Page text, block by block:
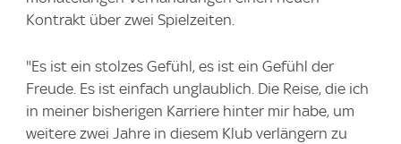
Kontrakt über zwei Spielzeiten.
"Es ist ein stolzes Gefühl, es ist ein Gefühl der
Freude. Es ist einfach unglaublich. Die Reise, die ich
in meiner bisherigen Karriere hinter mir habe, um
weitere zwei Jahre in diesem Klub verlängern zu